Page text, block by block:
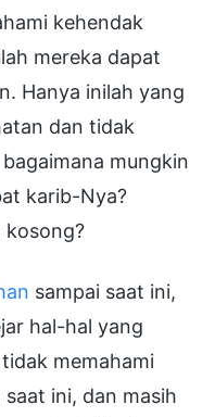
kehendak
mereka dapat
Hanya inilah yang
dan tidak
mungkin
karib-Nya?
kosong?
sampai saat ini,
hal-hal yang
memahami
ini, dan masih